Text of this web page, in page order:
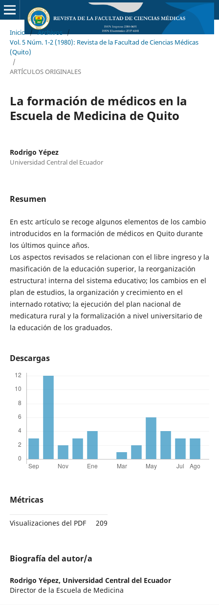
Inicio / Archivos /
Vol. 5 Núm. 1-2 (1980): Revista de la Facultad de Ciencias Médicas
(Quito)
/
ARTÍCULOS ORIGINALES
La formación de médicos en la
Escuela de Medicina de Quito
Rodrigo Yépez
Universidad Central del Ecuador
Resumen
En estc artículo se recoge algunos elementos de los cambio
introducidos en la formación de médicos en Quito durante
los últimos quince años.
Los aspectos revisados se relacionan con el libre ingreso y la
masificación de la educación superior, la reorganización
estructura! interna del sistema educativo; los cambios en el
plan de estudios, la organización y crecimiento en el
internado rotativo; la ejecución del plan nacional de
medicatura rural y la formalización a nivel universitario de
la educación de los graduados.
Descargas
Métricas
Visualizaciones del PDF 209
Biografía del autor/a
Rodrigo Yépez, Universidad Central del Ecuador
Director de la Escuela de Medicina